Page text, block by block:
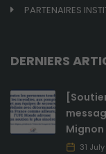
PARTENAIRES
DERNIERS
Mignon
31